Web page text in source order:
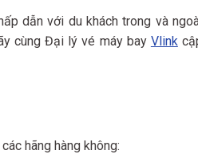
dẫn với du khách trong và
cùng Đại lý vé máy bay Vlink
hãng hàng không: